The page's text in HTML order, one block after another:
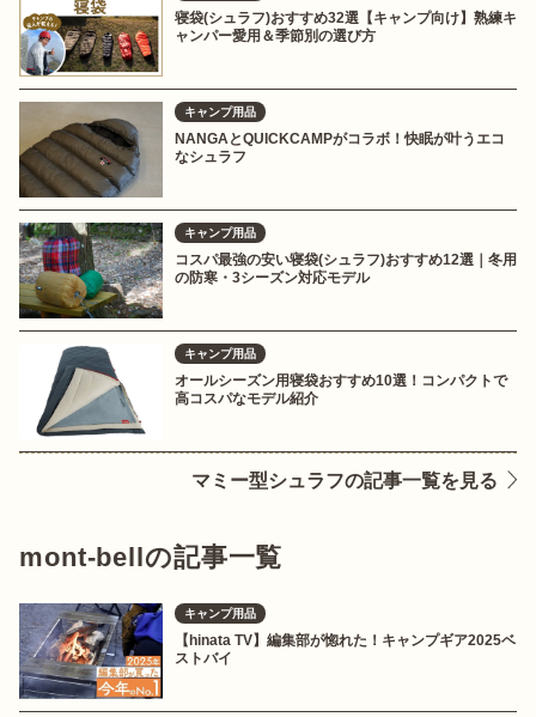
寝袋(シュラフ)おすすめ32選【キャンプ向け】熟練キ
ャンパー愛用＆季節別の選び方
キャンプ用品
NANGAとQUICKCAMPがコラボ！快眠が叶うエコ
なシュラフ
キャンプ用品
コスパ最強の安い寝袋(シュラフ)おすすめ12選｜冬用
の防寒・3シーズン対応モデル
キャンプ用品
オールシーズン用寝袋おすすめ10選！コンパクトで
高コスパなモデル紹介
マミー型シュラフの記事一覧を見る
mont-bellの記事一覧
キャンプ用品
【hinata TV】編集部が惚れた！キャンプギア2025ベ
ストバイ